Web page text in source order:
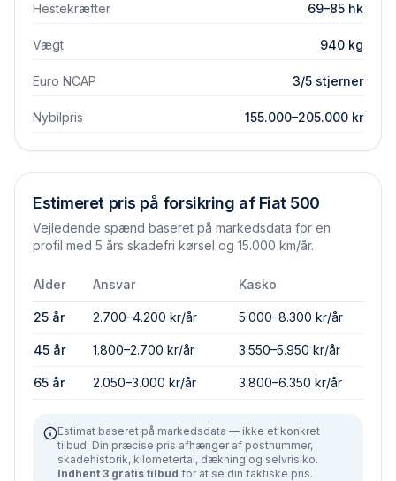
Hestekræfter 69–85 hk
Vægt 940 kg
Euro NCAP 3/5 stjerner
Nybilpris 155.000–205.000 kr
Estimeret pris på forsikring af Fiat 500
Vejledende spænd baseret på markedsdata for en
profil med 5 års skadefri kørsel og 15.000 km/år.
Alder Ansvar Kasko
25 år 2.700–4.200 kr/år 5.000–8.300 kr/år
45 år 1.800–2.700 kr/år 3.550–5.950 kr/år
65 år 2.050–3.000 kr/år 3.800–6.350 kr/år
Estimat baseret på markedsdata — ikke et konkret
tilbud. Din præcise pris afhænger af postnummer,
skadehistorik, kilometertal, dækning og selvrisiko.
Indhent 3 gratis tilbud for at se din faktiske pris.